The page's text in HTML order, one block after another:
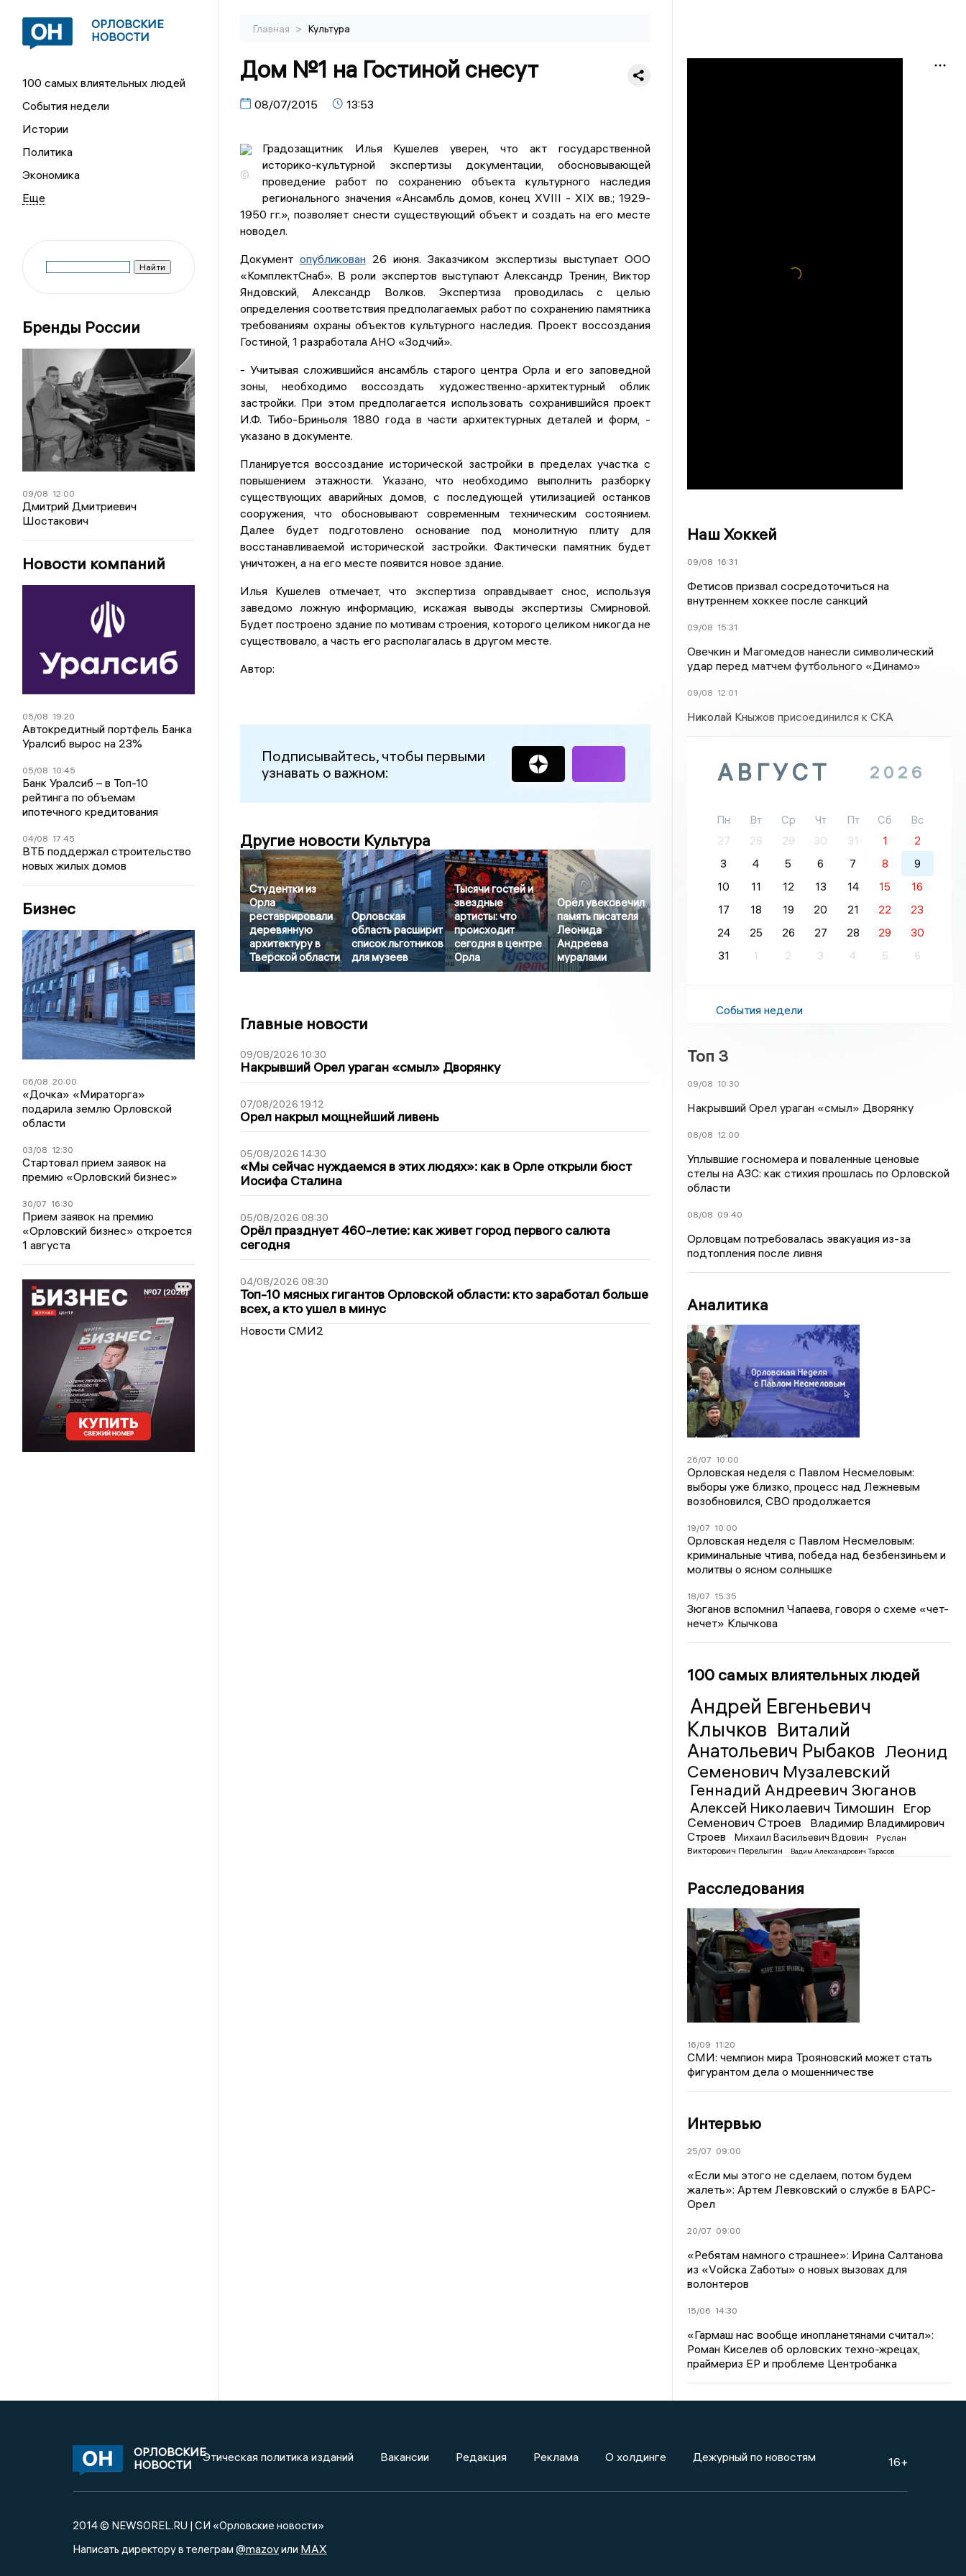
ОРЛОВСКИЕ
НОВОСТИ
100 самых влиятельных людей
События недели
Истории
Политика
Экономика
Бренды России
09/08 12:00
Дмитрий Дмитриевич
Шостакович
Новости компаний
05/08 19:20
Автокредитный портфель Банка
Уралсиб вырос на 23%
05/08 10:45
Банк Уралсиб – в Топ-10
рейтинга по объемам
ипотечного кредитования
04/08 17:45
ВТБ поддержал строительство
новых жилых домов
Бизнес
06/08 20:00
«Дочка» «Мираторга»
подарила землю Орловской
области
03/08 12:30
Стартовал прием заявок на
премию «Орловский бизнес»
30/07 16:30
Прием заявок на премию
«Орловский бизнес» откроется
1 августа
Главная > Культура
Дом №1 на Гостиной снесут
08/07/2015 13:53
©
Градозащитник Илья Кушелев уверен, что акт государственной
историко-культурной экспертизы документации, обосновывающей
проведение работ по сохранению объекта культурного наследия
регионального значения «Ансамбль домов, конец XVIII - XIX вв.; 1929-
1950 гг.», позволяет снести существующий объект и создать на его месте
новодел.
Документ опубликован26 июня. Заказчиком экспертизы выступает ООО
«КомплектСнаб». В роли экспертов выступают Александр Тренин, Виктор
Яндовский, Александр Волков. Экспертиза проводилась с целью
определения соответствия предполагаемых работ по сохранению памятника
требованиям охраны объектов культурного наследия. Проект воссоздания
Гостиной, 1 разработала АНО «Зодчий».
- Учитывая сложившийся ансамбль старого центра Орла и его заповедной
зоны, необходимо воссоздать художественно-архитектурный облик
застройки. При этом предполагается использовать сохранившийся проект
И.Ф. Тибо-Бриньоля 1880 года в части архитектурных деталей и форм, -
указано в документе.
Планируется воссоздание исторической застройки в пределах участка с
повышением этажности. Указано, что необходимо выполнить разборку
существующих аварийных домов, с последующей утилизацией останков
сооружения, что обосновывают современным техническим состоянием.
Далее будет подготовлено основание под монолитную плиту для
восстанавливаемой исторической застройки. Фактически памятник будет
уничтожен, а на его месте появится новое здание.
Илья Кушелев отмечает, что экспертиза оправдывает снос, используя
заведомо ложную информацию, искажая выводы экспертизы Смирновой.
Будет построено здание по мотивам строения, которого целиком никогда не
существовало, а часть его располагалась в другом месте.
Автор:
Подписывайтесь, чтобы первыми
узнавать о важном:
Другие новости Культура
Студентки из
Орла
реставрировали
деревянную
архитектуру в
Тверской области
Орловская
область расширит
список льготников
для музеев
Тысячи гостей и
звездные
артисты: что
происходит
сегодня в центре
Орла
Орёл увековечил
память писателя
Леонида
Андреева
муралами
Главные новости
09/08/2026 10:30
Накрывший Орел ураган «смыл» Дворянку
07/08/2026 19:12
Орел накрыл мощнейший ливень
05/08/2026 14:30
«Мы сейчас нуждаемся в этих людях»: как в Орле открыли бюст
Иосифа Сталина
05/08/2026 08:30
Орёл празднует 460-летие: как живет город первого салюта
сегодня
04/08/2026 08:30
Топ-10 мясных гигантов Орловской области: кто заработал больше
всех, а кто ушел в минус
Новости СМИ2
Наш Хоккей
09/08 16:31
Фетисов призвал сосредоточиться на
внутреннем хоккее после санкций
09/08 15:31
Овечкин и Магомедов нанесли символический
удар перед матчем футбольного «Динамо»
09/08 12:01
Николай Кныжов присоединился к СКА
АВГУСТ 2026
Пн Вт Ср Чт Пт Сб
Вс
27
28 29 30 31 1
2
3
4 5 6 7 8
9
10
11 12 13 14 15
16
17
18 19 20 21 22
23
24
25 26 27 28 29
30
31
1 2 3 4 5 6
События недели
Топ 3
09/08 10:30
Накрывший Орел ураган «смыл» Дворянку
08/08 12:00
Уплывшие госномера и поваленные ценовые
стелы на АЗС: как стихия прошлась по Орловской
области
08/08 09:40
Орловцам потребовалась эвакуация из-за
подтопления после ливня
Аналитика
26/07 10:00
Орловская неделя с Павлом Несмеловым:
выборы уже близко, процесс над Лежневым
возобновился, СВО продолжается
19/07 10:00
Орловская неделя с Павлом Несмеловым:
криминальные чтива, победа над безбензиньем и
молитвы о ясном солнышке
18/07 15:35
Зюганов вспомнил Чапаева, говоря о схеме «чет-
нечет» Клычкова
100 самых влиятельных людей
Андрей Евгеньевич
Клычков Виталий
Анатольевич Рыбаков Леонид
Семенович Музалевский
Геннадий Андреевич Зюганов
Алексей Николаевич Тимошин
Егор
Семенович Строев
Владимир Владимирович
Строев
Михаил Васильевич Вдовин
Руслан
Викторович Перелыгин
Вадим Александрович Тарасов
Расследования
16/09 11:20
СМИ: чемпион мира Трояновский может стать
фигурантом дела о мошенничестве
Интервью
25/07 09:00
«Если мы этого не сделаем, потом будем
жалеть»: Артем Левковский о службе в БАРС-
Орел
20/07 09:00
«Ребятам намного страшнее»: Ирина Салтанова
из «Vойска Zаботы» о новых вызовах для
волонтеров
15/06 14:30
«Гармаш нас вообще инопланетянами считал»:
Роман Киселев об орловских техно-жрецах,
праймериз ЕР и проблеме Центробанка
ОРЛОВСКИЕ
НОВОСТИ
Этическая политика изданий Вакансии Редакция Реклама О холдинге Дежурный по новостям 16+
2014 © NEWSOREL.RU | СИ «Орловские новости»
Написать директору в телеграм @mazovили MAX